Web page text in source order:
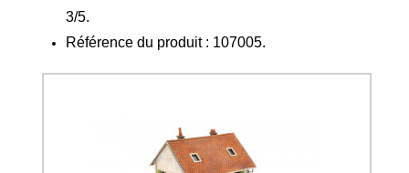
3/5.
Référence du produit : 107005.